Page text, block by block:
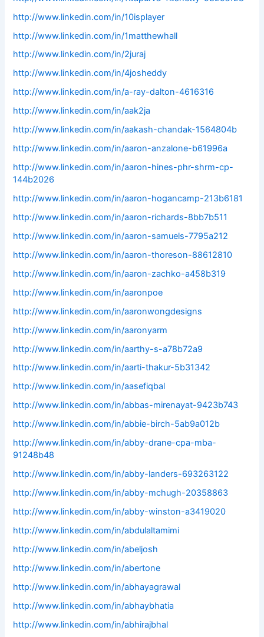
http://www.linkedin.com/in/10isplayer
http://www.linkedin.com/in/1matthewhall
http://www.linkedin.com/in/2juraj
http://www.linkedin.com/in/4josheddy
http://www.linkedin.com/in/a-ray-dalton-4616316
http://www.linkedin.com/in/aak2ja
http://www.linkedin.com/in/aakash-chandak-1564804b
http://www.linkedin.com/in/aaron-anzalone-b61996a
http://www.linkedin.com/in/aaron-hines-phr-shrm-cp-
144b2026
http://www.linkedin.com/in/aaron-hogancamp-213b6181
http://www.linkedin.com/in/aaron-richards-8bb7b511
http://www.linkedin.com/in/aaron-samuels-7795a212
http://www.linkedin.com/in/aaron-thoreson-88612810
http://www.linkedin.com/in/aaron-zachko-a458b319
http://www.linkedin.com/in/aaronpoe
http://www.linkedin.com/in/aaronwongdesigns
http://www.linkedin.com/in/aaronyarm
http://www.linkedin.com/in/aarthy-s-a78b72a9
http://www.linkedin.com/in/aarti-thakur-5b31342
http://www.linkedin.com/in/aasefiqbal
http://www.linkedin.com/in/abbas-mirenayat-9423b743
http://www.linkedin.com/in/abbie-birch-5ab9a012b
http://www.linkedin.com/in/abby-drane-cpa-mba-
91248b48
http://www.linkedin.com/in/abby-landers-693263122
http://www.linkedin.com/in/abby-mchugh-20358863
http://www.linkedin.com/in/abby-winston-a3419020
http://www.linkedin.com/in/abdulaltamimi
http://www.linkedin.com/in/abeljosh
http://www.linkedin.com/in/abertone
http://www.linkedin.com/in/abhayagrawal
http://www.linkedin.com/in/abhaybhatia
http://www.linkedin.com/in/abhirajbhal